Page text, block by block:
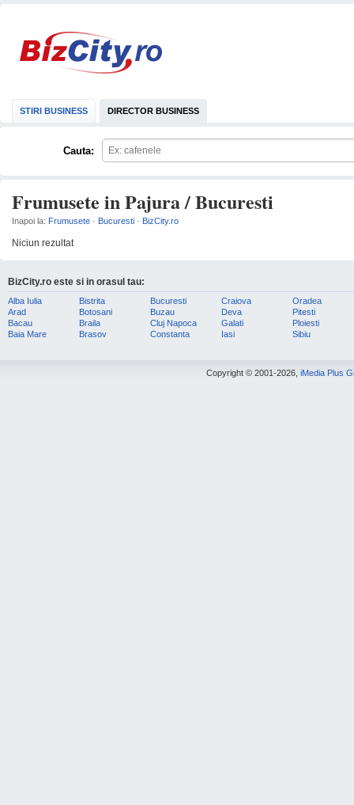
STIRI BUSINESS DIRECTOR BUSINESS
Cauta:
Frumusete in Pajura / Bucuresti
Inapoi la: Frumusete · Bucuresti · BizCity.ro
Niciun rezultat
BizCity.ro este si in orasul tau:
Alba Iulia
Arad
Bacau
Baia Mare
Bistrita
Botosani
Braila
Brasov
Bucuresti
Buzau
Cluj Napoca
Constanta
Craiova
Deva
Galati
Iasi
Oradea
Pitesti
Ploiesti
Sibiu
Copyright © 2001-2026, iMedia Plus